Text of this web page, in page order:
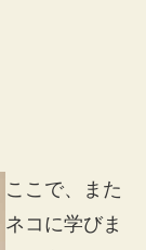
ここで、また
ネコに学びま